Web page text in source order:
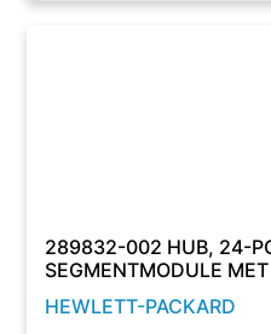
289832-002 HUB, 24-
SEGMENTMODULE
HEWLETT-PACKARD